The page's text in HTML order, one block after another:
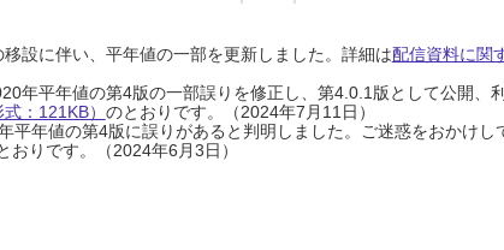
設に伴い、平年値の一部を更新しました。詳細は配信資料に関
年平年値の第4版の一部誤りを修正し、第4.0.1版として公開、
：121KB） のとおりです。（2024年7月11日）
平年値の第4版に誤りがあると判明しました。ご迷惑をおかけし
おりです。（2024年6月3日）